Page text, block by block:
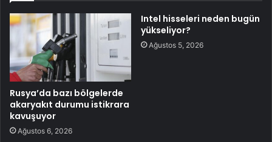
Rusya’da bazı bölgelerde
akaryakıt durumu istikrara
kavuşuyor
Ağustos 6, 2026
Intel hisseleri neden bugün
yükseliyor?
Ağustos 5, 2026